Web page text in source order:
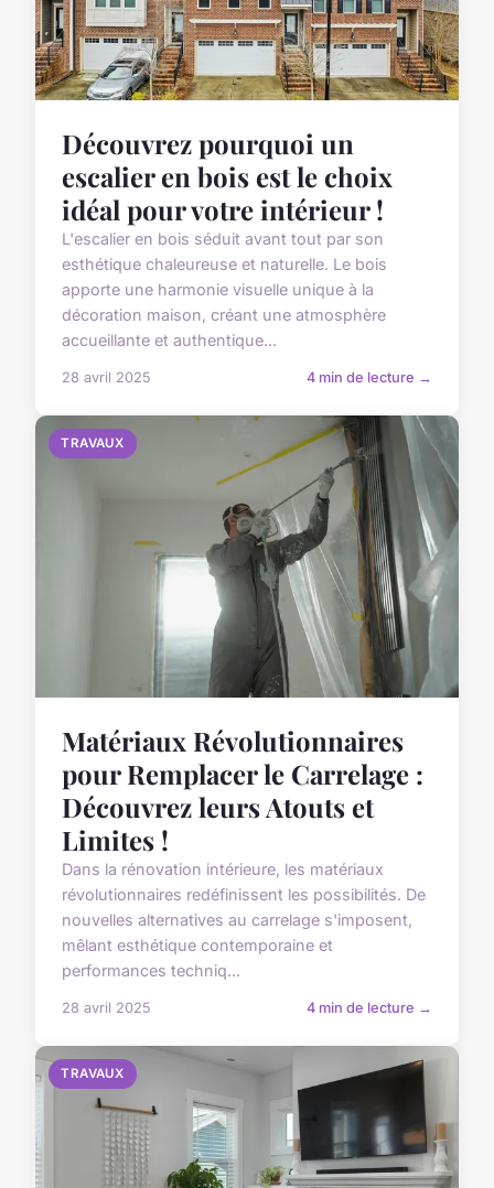
Découvrez pourquoi un
escalier en bois est le choix
idéal pour votre intérieur !
L'escalier en bois séduit avant tout par son
esthétique chaleureuse et naturelle. Le bois
apporte une harmonie visuelle unique à la
décoration maison, créant une atmosphère
accueillante et authentique...
28 avril 2025 4 min de lecture →
TRAVAUX
Matériaux Révolutionnaires
pour Remplacer le Carrelage :
Découvrez leurs Atouts et
Limites !
Dans la rénovation intérieure, les matériaux
révolutionnaires redéfinissent les possibilités. De
nouvelles alternatives au carrelage s'imposent,
mêlant esthétique contemporaine et
performances techniq...
28 avril 2025 4 min de lecture →
TRAVAUX